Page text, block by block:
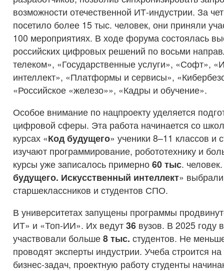
возможности отечественной ИТ-индустрии. За
посетило более 15 тыс. человек, они приняли
100 мероприятиях. В ходе форума состоялась
российских цифровых решений по восьми
телеком», «Государственные услуги», «Софт»,
интеллект», «Платформы и сервисы»,
«Российское «железо»», «Кадры и обучение».
Особое внимание по нацпроекту уделяется
цифровой сферы. Эта работа начинается со
курсах «Код будущего» ученики 8–11 классов и
изучают программирование, робототехнику и
курсы уже записалось примерно 60 тыс.
будущего. Искусственный интеллект»
старшеклассников и студентов СПО.
В университетах запущены программы
ИТ» и «Топ-ИИ». Их ведут 36 вузов. В 2025 году
участвовали больше 8 тыс. студентов. Не
проводят эксперты индустрии. Учеба строится
бизнес-задач, проектную работу студенты